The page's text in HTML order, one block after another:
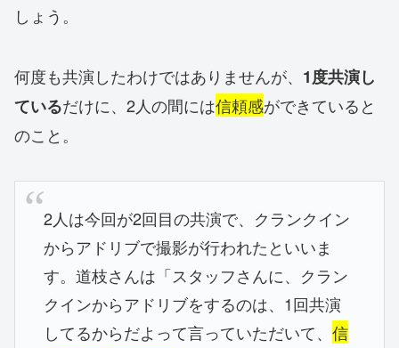
しょう。
何度も共演したわけではありませんが、 1度共演し
ているだけに、2人の間には信頼感ができていると
のこと。
2人は今回が2回目の共演で、クランクイン
からアドリブで撮影が行われたといいま
す。道枝さんは「スタッフさんに、クラン
クインからアドリブをするのは、1回共演
してるからだよって言っていただいて、信